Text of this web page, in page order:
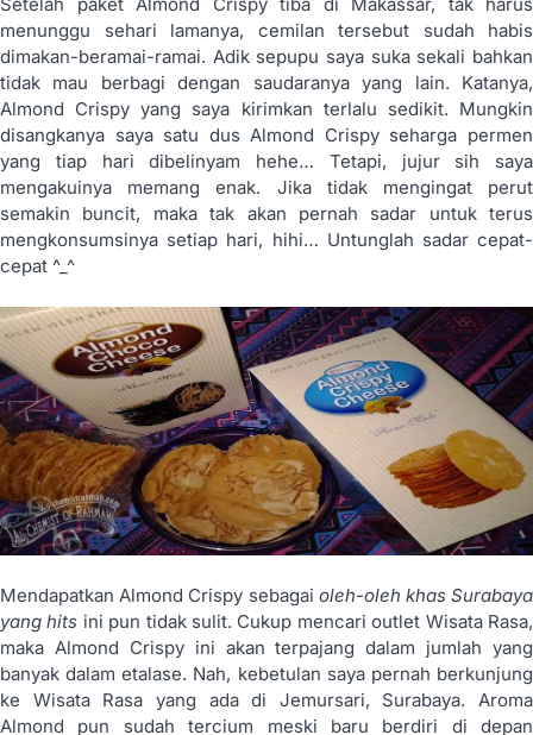
menunggu sehari lamanya, cemilan tersebut sudah habis
dimakan-beramai-ramai. Adik sepupu saya suka sekali bahkan
tidak mau berbagi dengan saudaranya yang lain. Katanya,
Almond Crispy yang saya kirimkan terlalu sedikit. Mungkin
disangkanya saya satu dus Almond Crispy seharga permen
yang tiap hari dibelinyam hehe… Tetapi, jujur sih saya
mengakuinya memang enak. Jika tidak mengingat perut
semakin buncit, maka tak akan pernah sadar untuk terus
mengkonsumsinya setiap hari, hihi… Untunglah sadar cepat-
cepat ^_^
Mendapatkan Almond Crispy sebagai oleh-oleh khas Surabaya
yang hits ini pun tidak sulit. Cukup mencari outlet Wisata Rasa,
maka Almond Crispy ini akan terpajang dalam jumlah yang
banyak dalam etalase. Nah, kebetulan saya pernah berkunjung
ke Wisata Rasa yang ada di Jemursari, Surabaya. Aroma
Almond pun sudah tercium meski baru berdiri di depan